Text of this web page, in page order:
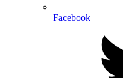
Facebook